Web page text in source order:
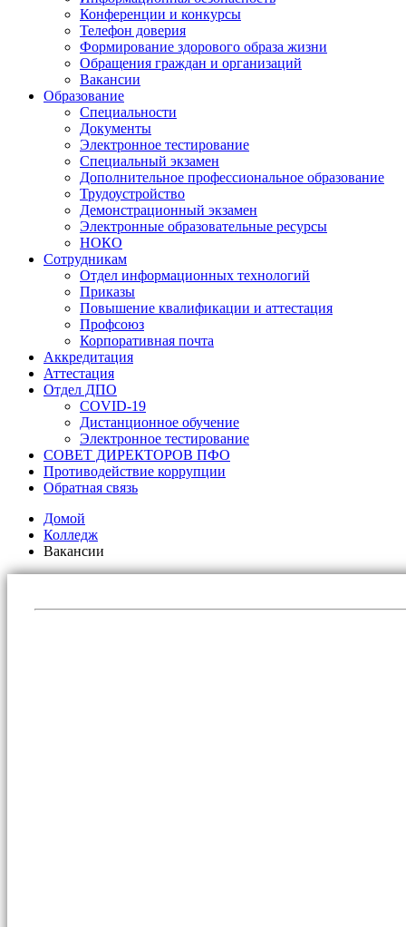
Конференции и конкурсы
Телефон доверия
Формирование здорового образа жизни
Обращения граждан и организаций
Вакансии
Образование
Специальности
Документы
Электронное тестирование
Специальный экзамен
Дополнительное профессиональное образование
Трудоустройство
Демонстрационный экзамен
Электронные образовательные ресурсы
НОКО
Сотрудникам
Отдел информационных технологий
Приказы
Повышение квалификации и аттестация
Профсоюз
Корпоративная почта
Аккредитация
Аттестация
Отдел ДПО
COVID-19
Дистанционное обучение
Электронное тестирование
СОВЕТ ДИРЕКТОРОВ ПФО
Противодействие коррупции
Обратная связь
Домой
Колледж
Вакансии